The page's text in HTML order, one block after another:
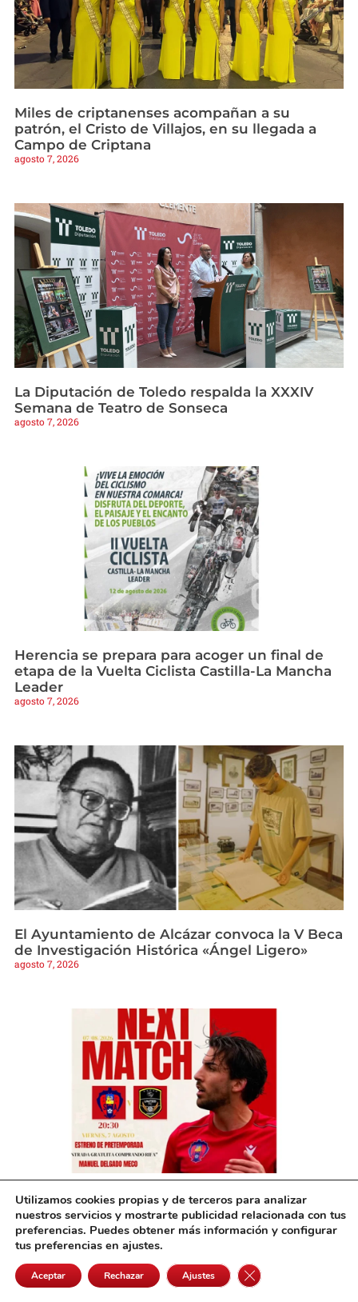
Miles de criptanenses acompañan a su
patrón, el Cristo de Villajos, en su llegada a
Campo de Criptana
agosto 7, 2026
La Diputación de Toledo respalda la XXXIV
Semana de Teatro de Sonseca
agosto 7, 2026
Herencia se prepara para acoger un final de
etapa de la Vuelta Ciclista Castilla-La Mancha
Leader
agosto 7, 2026
El Ayuntamiento de Alcázar convoca la V Beca
de Investigación Histórica «Ángel Ligero»
agosto 7, 2026
El Emers Sporting de Alcázar afronta este
viernes su primer partido de pretemporada
agosto 6, 2026
Utilizamos cookies propias y de terceros para analizar
nuestros servicios y mostrarte publicidad relacionada con tus
preferencias. Puedes obtener más información y configurar
tus preferencias en ajustes.
Aceptar Rechazar Ajustes Cerrar el banner de